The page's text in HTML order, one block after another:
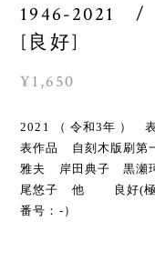
1946-2021
[良好]
¥1,650
2021 （ 令和3年 ）
表作品 自刻木版刷第
雅夫 岸田典子 黒瀬
尾悠子 他 良好(極
番号：-）